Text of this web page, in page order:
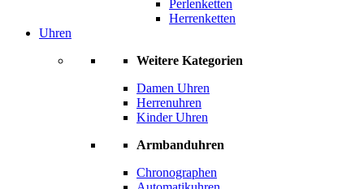
Perlenketten
Herrenketten
Uhren
Weitere Kategorien
Damen Uhren
Herrenuhren
Kinder Uhren
Armbanduhren
Chronographen